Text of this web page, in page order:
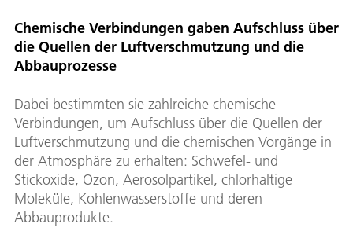
Chemische Verbindungen gaben Aufschluss über
die Quellen der Luftverschmutzung und die
Abbauprozesse
Dabei bestimmten sie zahlreiche chemische
Verbindungen, um Aufschluss über die Quellen der
Luftverschmutzung und die chemischen Vorgänge in
der Atmosphäre zu erhalten: Schwefel- und
Stickoxide, Ozon, Aerosolpartikel, chlorhaltige
Moleküle, Kohlenwasserstoffe und deren
Abbauprodukte.